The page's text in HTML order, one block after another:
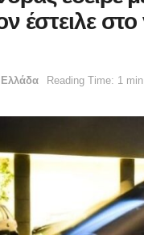
έστειλε
Ελλάδα Reading Time: 1